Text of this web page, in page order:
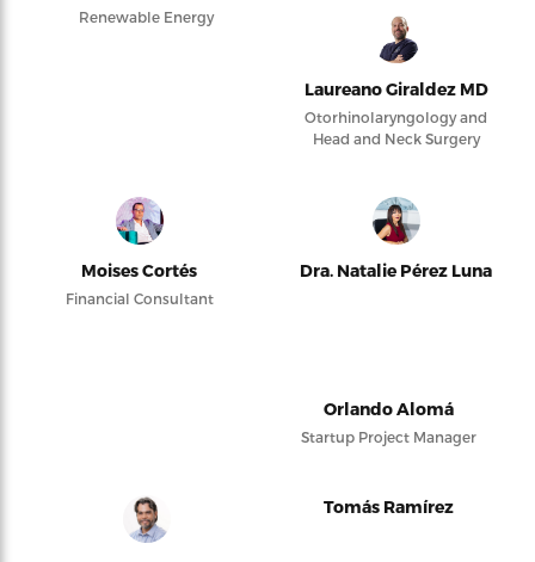
Renewable Energy
Laureano Giraldez MD
Otorhinolaryngology and
Head and Neck Surgery
Moises Cortés
Financial Consultant
Dra. Natalie Pérez Luna
Orlando Alomá
Startup Project Manager
Tomás Ramírez